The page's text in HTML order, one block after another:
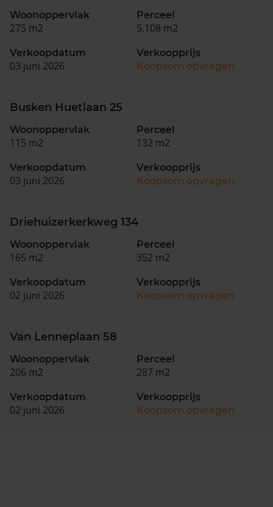
Woonoppervlak
275 m2
Perceel
5.108 m2
Verkoopdatum
03 juni 2026
Verkoopprijs
Koopsom opvragen
Busken Huetlaan 25
Woonoppervlak
115 m2
Perceel
132 m2
Verkoopdatum
03 juni 2026
Verkoopprijs
Koopsom opvragen
Driehuizerkerkweg 134
Woonoppervlak
165 m2
Perceel
352 m2
Verkoopdatum
02 juni 2026
Verkoopprijs
Koopsom opvragen
Van Lenneplaan 58
Woonoppervlak
206 m2
Perceel
287 m2
Verkoopdatum
02 juni 2026
Verkoopprijs
Koopsom opvragen